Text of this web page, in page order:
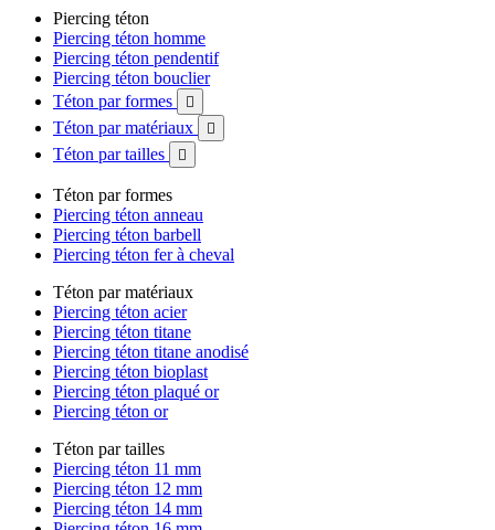
Piercing téton
Piercing téton homme
Piercing téton pendentif
Piercing téton bouclier
Téton par formes

Téton par matériaux 
Téton par tailles 
Téton par formes
Piercing téton anneau
Piercing téton barbell
Piercing téton fer à cheval
Téton par matériaux
Piercing téton acier
Piercing téton titane
Piercing téton titane anodisé
Piercing téton bioplast
Piercing téton plaqué or
Piercing téton or
Téton par tailles
Piercing téton 11 mm
Piercing téton 12 mm
Piercing téton 14 mm